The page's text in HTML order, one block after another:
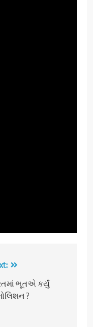
ભૂતએ કર્યું
?